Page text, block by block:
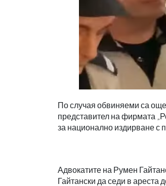
По случая обвиняеми са
представител на фирмата
за национално издирване с
Адвокатите на Румен
Гайтански да седи в ареста